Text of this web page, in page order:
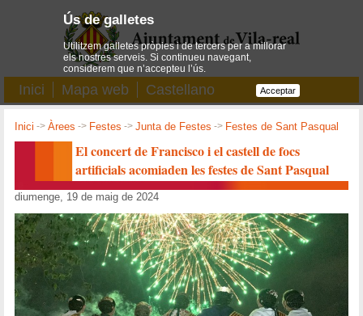
Inici Mapa web Castellano
Inici ->Àrees -> Festes ->Junta de Festes -> Festes de Sant Pasqual
El concert de Francisco i el castell de focs
artificials acomiaden les festes de Sant Pasqual
diumenge, 19 de maig de 2024
Ús de galletes
Utilitzem galletes pròpies i de tercers per a millorar
els nostres serveis. Si continueu navegant,
considerem que n’accepteu l’ús.
Acceptar